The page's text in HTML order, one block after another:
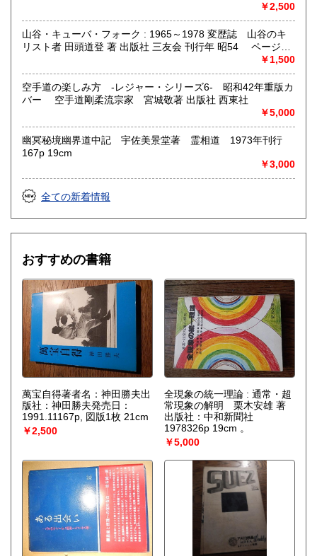
￥2,500
山谷・キューバ・フォーク : 1965～1978 変歴誌 山谷のキ
リスト者 田頭道登 著 出版社 三友会 刊行年 昭54 ページ数
￥1,500
空手道の楽しみ方 -レジャー・シリーズ6- 昭和42年重版カ
バー 空手道剛柔流宗家 宮城敬著 出版社 西東社
￥5,000
幽冥秘境幽界道中記 宇佐美景堂著 霊相道 1973年刊行
167p 19cm
￥3,000
全ての新着情報
おすすめの書籍
萬宝自得著者名：神田勝夫出
版社：神田勝夫発売日：
1991.11167p, 図版1枚 21cm
￥2,500
全現象の統一理論 : 通常・超
常現象の解明 栗木安雄 著
出版社：中和新聞社
1978326p 19cm 。
￥5,000